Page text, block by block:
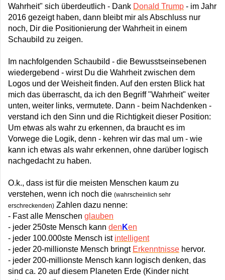
Wahrheit" sich überdeutlich - Dank Donald Trump - im Jahr
2016 gezeigt haben, dann bleibt mir als Abschluss nur
noch, Dir die Positionierung der Wahrheit in einem
Schaubild zu zeigen.
Im nachfolgenden Schaubild - die Bewusstseinsebenen
wiedergebend - wirst Du die Wahrheit zwischen dem
Logos und der Weisheit finden. Auf den ersten Blick hat
mich das überrascht, da ich den Begriff "Wahrheit" weiter
unten, weiter links, vermutete. Dann - beim Nachdenken -
verstand ich den Sinn und die Richtigkeit dieser Position:
Um etwas als wahr zu erkennen, da braucht es im
Vorwege die Logik, denn - kehren wir das mal um - wie
kann ich etwas als wahr erkennen, ohne darüber logisch
nachgedacht zu haben.
O.k., dass ist für die meisten Menschen kaum zu
verstehen, wenn ich noch die (wahrscheinlich sehr
erschreckenden) Zahlen dazu nenne:
- Fast alle Menschen glauben
- jeder 250ste Mensch kann den Ken
- jeder 100.000ste Mensch ist intelligent
- jeder 20-millionste Mensch bringt Erkenntnisse hervor.
- jeder 200-millionste Mensch kann logisch denken, das
sind ca. 20 auf diesem Planeten Erde (Kinder nicht